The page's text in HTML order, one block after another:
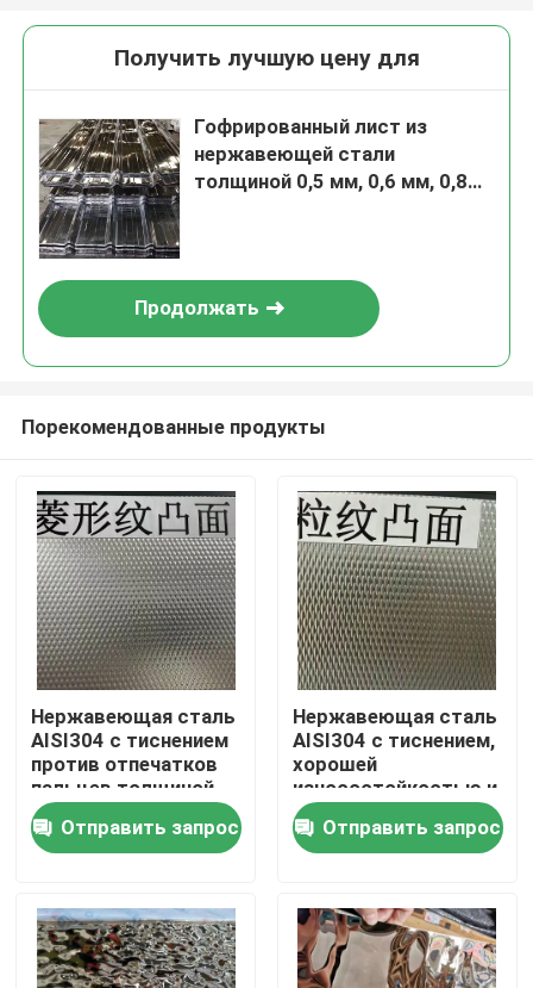
Домой
Продукты
Видеозаписи
Получить лучшую цену для
Гофрированный лист из
нержавеющей стали
толщиной 0,5 мм, 0,6 мм, 0,8
Продолжать
Порекомендованные продукты
Нержавеющая сталь
AISI304 с тиснением
против отпечатков
пальцев толщиной
0,4 - 3,0 мм для
архитектурных
применений
Отправить запрос
Нержавеющая сталь
AISI304 с тиснением,
хорошей
износостойкостью и
рельефной
поверхностью для
декоративных
Отправить запрос